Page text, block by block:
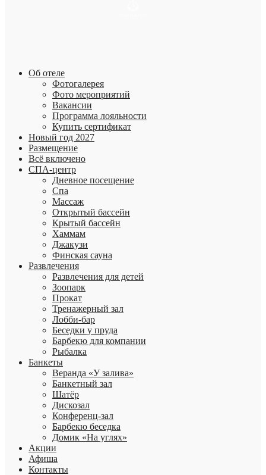
Об отеле
Фотогалерея
Фото мероприятий
Вакансии
Программа лояльности
Купить сертификат
Новый год 2027
Размещение
Всё включено
СПА-центр
Дневное посещение
Спа
Массаж
Открытый бассейн
Крытый бассейн
Хаммам
Джакузи
Финская сауна
Развлечения
Развлечения для детей
Зоопарк
Прокат
Тренажерный зал
Лобби-бар
Беседки у пруда
Барбекю для компании
Рыбалка
Банкеты
Веранда «У залива»
Банкетный зал
Шатёр
Дискозал
Конференц-зал
Барбекю беседка
Домик «На углях»
Акции
Афиша
Контакты